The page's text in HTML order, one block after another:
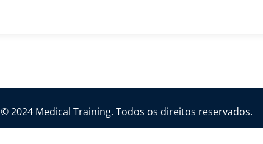
© 2024 Medical Training. Todos os direitos reservados.